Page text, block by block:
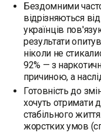
Бездомними
відрізняються
українців
результати
ніколи не
92% — з
причиною, а
Готовність до
хочуть отримати
стабільного
жорстких умов